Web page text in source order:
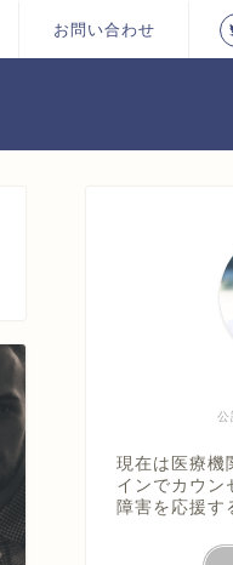
お問い合わせ
公
現在は医療機
インでカウン
障害を応援す